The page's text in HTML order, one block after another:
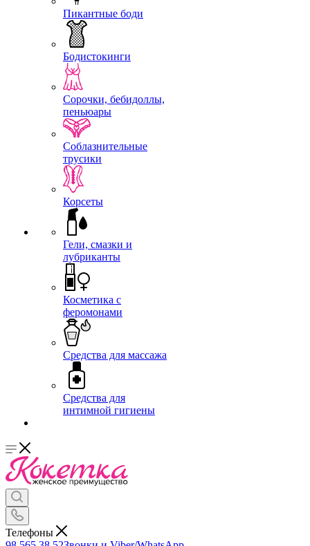
Пикантные боди
Бодистокинги
Сорочки, бебидоллы,
пеньюары
Соблазнительные
трусики
Корсеты
Гели, смазки и
лубриканты
Косметика с
феромонами
Средства для массажа
Средства для
интимной гигиены
Телефоны